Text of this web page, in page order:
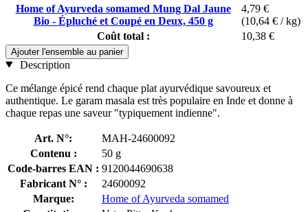
Home of Ayurveda somamed Mung Dal Jaune
Bio - Épluché et Coupé en Deux, 450 g
4,79 €
(10,64 € / kg)
Coût total :
10,38 €
Ajouter l'ensemble au panier
Description
Ce mélange épicé rend chaque plat ayurvédique savoureux et
authentique. Le garam masala est très populaire en Inde et donne à
chaque repas une saveur "typiquement indienne".
Art. N°:
MAH-24600092
Contenu :
50 g
Code-barres EAN : 9120044690638
Fabricant N° :
24600092
Marque:
Home of Ayurveda somamed